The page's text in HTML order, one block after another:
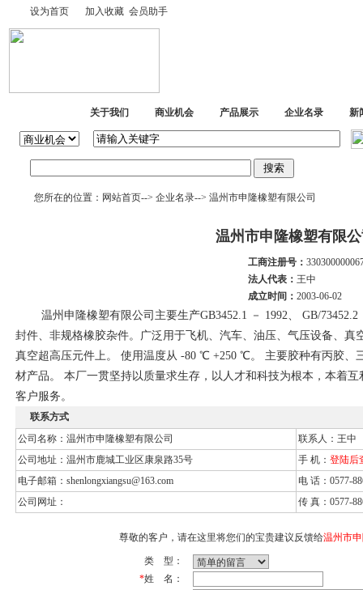
设为首页 加入收藏 会员助手
关于我们 商业机会 产品展示 企业名录 新
您所在的位置： 网站首页--> 企业名录--> 温州市申隆橡塑有限公司
温州市申隆橡塑有限
工商注册号：
法人代表： 王中
成立时间： 2003-06-02
温州申隆橡塑有限公司主要生产GB3452.1 － 1992、 GB/73452.2
封件、非规格橡胶杂件。广泛用于飞机、汽车、油压、气压设备、真
真空超高压元件上。 使用温度从 -80 ℃ +250 ℃。 主要胶种有丙胶、
材产品。 本厂一贯坚持以质量求生存，以人才和科技为根本，本着
客户服务。
联系方式
公司名称：温州市申隆橡塑有限公司
联系人：王中
公司地址：温州市鹿城工业区康泉路35号
手 机： 登陆后
电子邮箱： shenlongxiangsu@163.com
电 话：0577-
公司网址：
传 真：0577-
尊敬的客户，请在这里将您们的宝贵建议反馈给温州市
类 型：
*姓 名：